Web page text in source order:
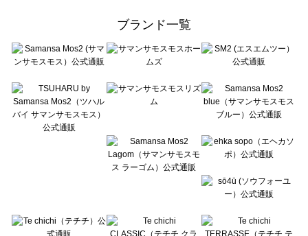
sō4ū（ソウフォーユー）のコート 一覧
Te chichi（テチチ）のコート 一覧
Te chichi CLASSIC（テチチ クラシック）のコート 一覧
Lugnoncure（ルノンキュール）のコート 一覧
BETTY'S BLUE（べティーズブルー）のコート 一覧
Wpc.（ワールドパーティー）のコート 一覧
ブランド一覧